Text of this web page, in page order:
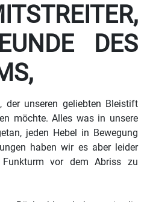
DES
der unseren geliebten Bleistift
möchte. Alles was in unsere
jeden Hebel in Bewegung
haben wir es aber leider
vor dem Abriss zu